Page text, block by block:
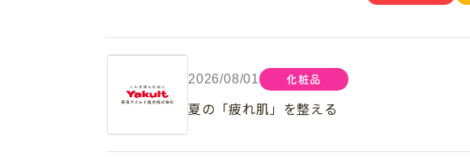
2026/08/01 化粧品
夏の「疲れ肌」を整える